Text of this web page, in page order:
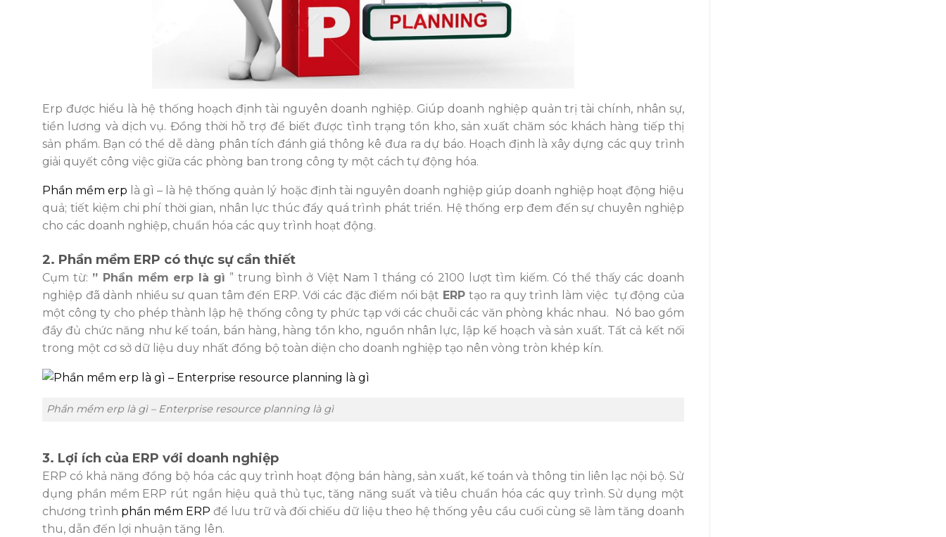
Erp được hiểu là hệ thống hoạch định tài nguyên doanh nghiệp. Giúp doanh nghiệp quản trị tài chính, nhân sự,
tiền lương và dịch vụ. Đồng thời hỗ trợ để biết được tình trạng tồn kho, sản xuất chăm sóc khách hàng tiếp thị
sản phẩm. Bạn có thể dễ dàng phân tích đánh giá thông kê đưa ra dự báo. Hoạch định là xây dựng các quy trình
giải quyết công việc giữa các phòng ban trong công ty một cách tự động hóa.
Phần mềm erp là gì – là hệ thống quản lý hoặc định tài nguyên doanh nghiệp giúp doanh nghiệp hoạt động hiệu
quả; tiết kiệm chi phí thời gian, nhân lực thúc đẩy quá trình phát triển. Hệ thống erp đem đến sự chuyên nghiệp
cho các doanh nghiệp, chuẩn hóa các quy trình hoạt động.
2. Phần mềm ERP có thực sự cần thiết
Cụm từ: ” Phần mềm erp là gì ” trung bình ở Việt Nam 1 tháng có 2100 lượt tìm kiếm. Có thể thấy các doanh
nghiệp đã dành nhiều sư quan tâm đến ERP. Với các đặc điểm nổi bật ERP tạo ra quy trình làm việc tự động của
một công ty cho phép thành lập hệ thống công ty phức tạp với các chuỗi các văn phòng khác nhau. Nó bao gồm
đầy đủ chức năng như kế toán, bán hàng, hàng tồn kho, nguồn nhân lực, lập kế hoạch và sản xuất. Tất cả kết nối
trong một cơ sở dữ liệu duy nhất đồng bộ toàn diện cho doanh nghiệp tạo nên vòng tròn khép kín.
Phần mềm erp là gì – Enterprise resource planning là gì
3. Lợi ích của ERP với doanh nghiệp
ERP có khả năng đồng bộ hóa các quy trình hoạt động bán hàng, sản xuất, kế toán và thông tin liên lạc nội bộ. Sử
dụng phần mềm ERP rút ngắn hiệu quả thủ tục, tăng năng suất và tiêu chuẩn hóa các quy trình. Sử dụng một
chương trình phần mềm ERP để lưu trữ và đối chiếu dữ liệu theo hệ thống yêu cầu cuối cùng sẽ làm tăng doanh
thu, dẫn đến lợi nhuận tăng lên.